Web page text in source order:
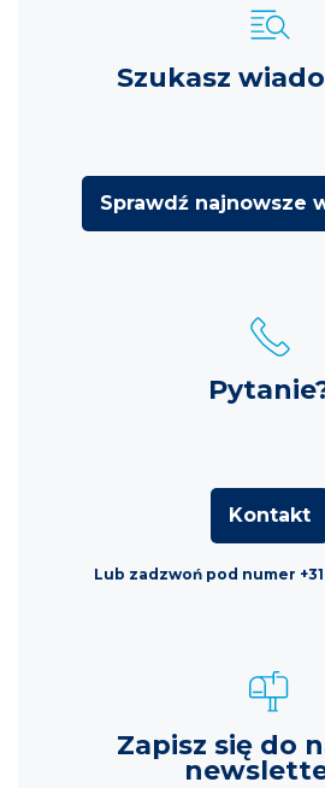
Szukasz
Sprawdź najnowsze
Kontakt
Lub zadzwoń pod numer +31
Zapisz się do